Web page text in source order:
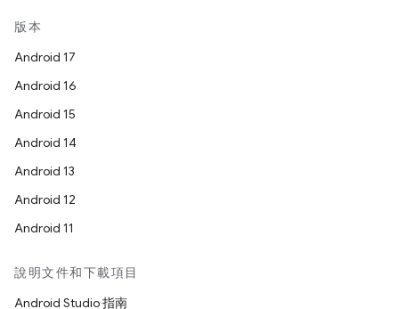
版本
Android 17
Android 16
Android 15
Android 14
Android 13
Android 12
Android 11
說明文件和下載項目
Android Studio 指南